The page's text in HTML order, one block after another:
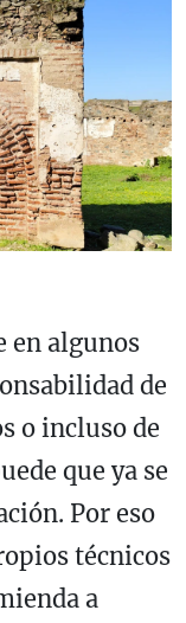
en algunos
de
o incluso de
que ya se
Por eso
técnicos
a